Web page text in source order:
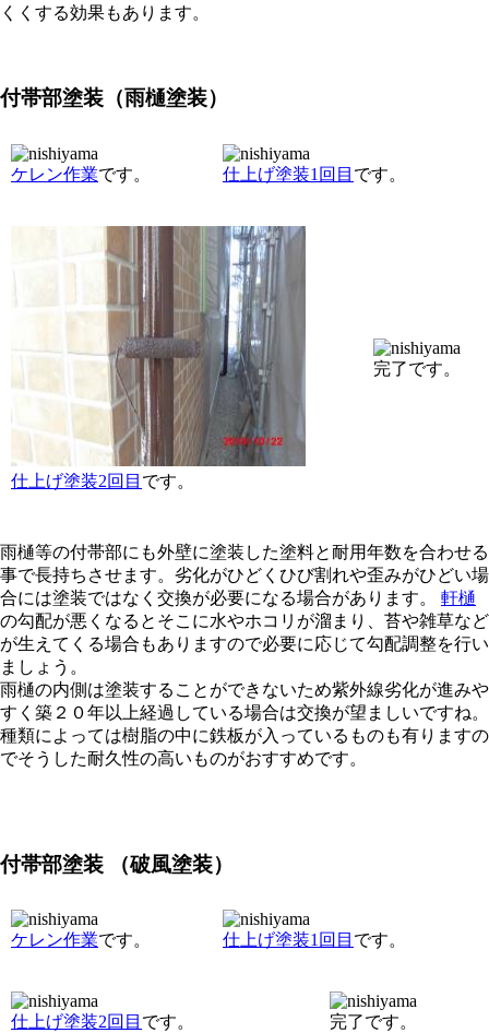
くくする効果もあります。
付帯部塗装（雨樋塗装）
ケレン作業です。 仕上げ塗装1回目 です。
仕上げ塗装2回目 です。
完了です。
雨樋等の付帯部にも外壁に塗装した塗料と耐用年数を合わせる
事で長持ちさせます。劣化がひどくひび割れや歪みがひどい場
合には塗装ではなく交換が必要になる場合があります。 軒樋
の勾配が悪くなるとそこに水やホコリが溜まり、苔や雑草など
が生えてくる場合もありますので必要に応じて勾配調整を行い
ましょう。
雨樋の内側は塗装することができないため紫外線劣化が進みや
すく築２０年以上経過している場合は交換が望ましいですね。
種類によっては樹脂の中に鉄板が入っているものも有りますの
でそうした耐久性の高いものがおすすめです。
付帯部塗装 （破風塗装）
ケレン作業です。 仕上げ塗装1回目 です。
仕上げ塗装2回目 です。 完了です。